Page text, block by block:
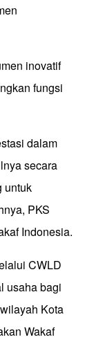
inovatif
fungsi
dalam
secara
untuk
PKS
Indonesia.
CWLD
usaha bagi
Kota
Wakaf